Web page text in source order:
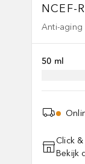
NCEF-
Anti-aging
50 ml
Click
Bekijk